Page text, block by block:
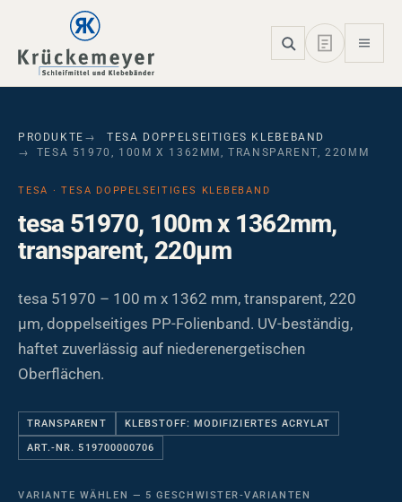
Skip to main navigation
Skip to main content
Skip to page footer
PRODUKTE
TESA DOPPELSEITIGES KLEBEBAND
TESA 51970, 100M X 1362MM, TRANSPARENT, 220ΜM
TESA · TESA DOPPELSEITIGES KLEBEBAND
tesa 51970, 100m x 1362mm,
transparent, 220µm
tesa 51970 – 100 m x 1362 mm, transparent, 220
µm, doppelseitiges PP-Folienband. UV-beständig,
haftet zuverlässig auf niederenergetischen
Oberflächen.
TRANSPARENT KLEBSTOFF: MODIFIZIERTES ACRYLAT
ART.-NR. 519700000706
VARIANTE WÄHLEN — 5 GESCHWISTER-VARIANTEN